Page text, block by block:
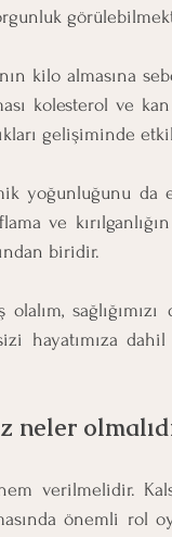
kilo almasına
kolesterol ve kan
gelişiminde
yoğunluğunu da
ve
biridir.
olalım,
hayatımıza dahil
neler
verilmelidir.
önemli rol